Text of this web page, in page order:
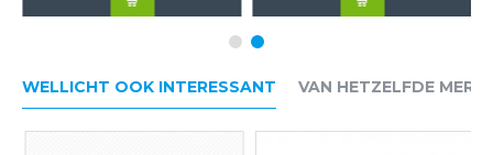
WELLICHT OOK INTERESSANT VAN HETZELFDE MERK